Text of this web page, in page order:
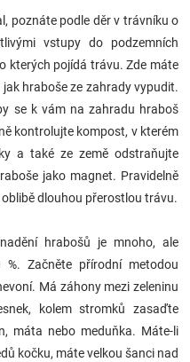
poznáte podle děr v trávníku o
vstupy do podzemních
kterých pojídá trávu. Zde máte
hraboše ze zahrady vypudit.
se k vám na zahradu hraboš
kontrolujte kompost, v kterém
a také ze země odstraňujte
jako magnet. Pravidelně
dlouhou přerostlou trávu.
hrabošů je mnoho, ale
Začněte přírodní metodou
Má záhony mezi zeleninu
kolem stromků zasaďte
máta nebo meduňka. Máte-li
kočku, máte velkou šanci nad